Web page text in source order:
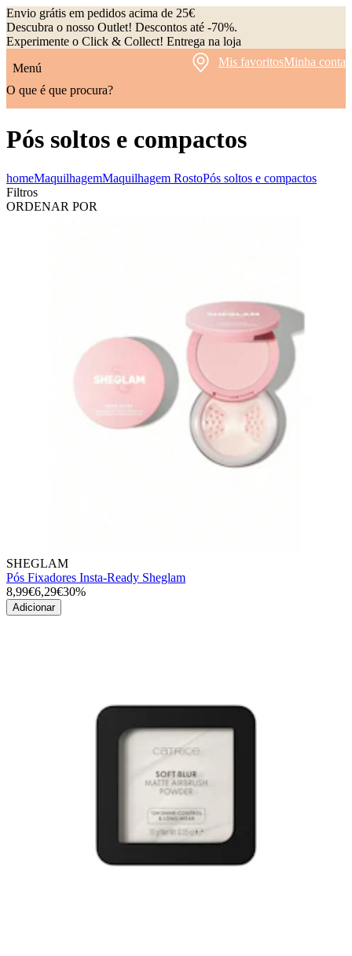
Envio grátis em pedidos acima de 25€
Descubra o nosso Outlet! Descontos até -70%.
Experimente o Click & Collect! Entrega na loja
Menú
Mis favoritosMinha conta
O que é que procura?
Pós soltos e compactos
homeMaquilhagemMaquilhagem RostoPós soltos e compactos
Filtros
ORDENAR POR
SHEGLAM
Pós Fixadores Insta-Ready Sheglam
8,99€6,29€30%
Adicionar